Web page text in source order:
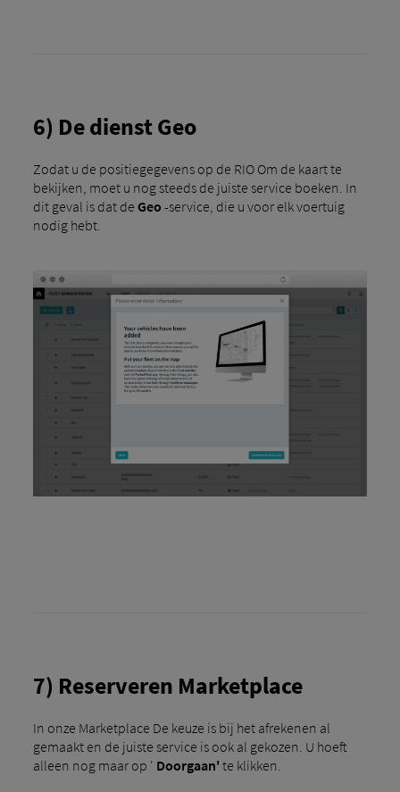
6) De dienst Geo
Zodat u de positiegegevens op de RIO Om de kaart te
bekijken, moet u nog steeds de juiste service boeken. In
dit geval is dat de Geo -service, die u voor elk voertuig
nodig hebt.
7) Reserveren Marketplace
In onze Marketplace De keuze is bij het afrekenen al
gemaakt en de juiste service is ook al gekozen. U hoeft
alleen nog maar op ' Doorgaan' te klikken.